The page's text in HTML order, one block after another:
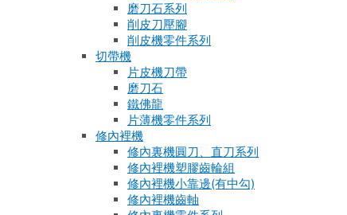
磨刀石系列
削皮刀壓腳
削皮機零件系列
切帶機
片皮機刀帶
磨刀石
鐵佛龍
片薄機零件系列
修內裡機
修內裏機圓刀、直刀系列
修內裡機塑膠齒輪組
修內裡機小靠邊(有中勾)
修內裡機齒軸